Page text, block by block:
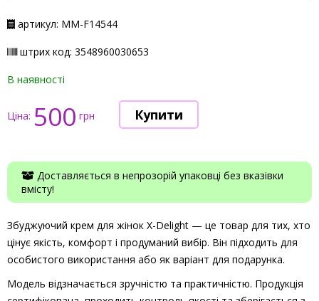
артикул: ММ-F14544
штрих код: 3548960030653
В наявності
Ціна: 500 грн
Доставляється в непрозорій упаковці без вказівки
вмісту!
Збуджуючий крем для жінок X-Delight — це товар для тих, хто
цінує якість, комфорт і продуманий вибір. Він підходить для
особистого використання або як варіант для подарунка.
Модель відзначається зручністю та практичністю. Продукція